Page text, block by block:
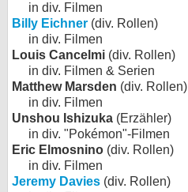
in div. Filmen
Billy Eichner (div. Rollen)
in div. Filmen
Louis Cancelmi (div. Rollen)
in div. Filmen & Serien
Matthew Marsden (div. Rollen)
in div. Filmen
Unshou Ishizuka (Erzähler)
in div. "Pokémon"-Filmen
Eric Elmosnino (div. Rollen)
in div. Filmen
Jeremy Davies (div. Rollen)